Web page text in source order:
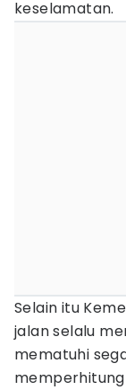
keselamatan.
Selain itu
jalan selalu
mematuhi